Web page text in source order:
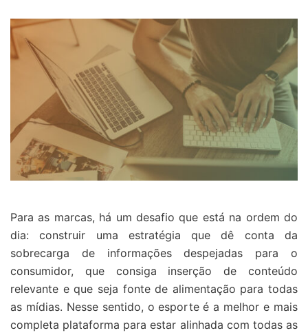
Para as marcas, há um desafio que está na ordem do
dia: construir uma estratégia que dê conta da
sobrecarga de informações despejadas para o
consumidor, que consiga inserção de conteúdo
relevante e que seja fonte de alimentação para todas
as mídias. Nesse sentido, o esporte é a melhor e mais
completa plataforma para estar alinhada com todas as